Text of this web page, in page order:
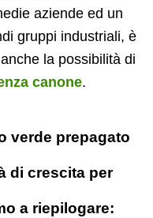
aziende ed un
gruppi industriali, è
la possibilità di
canone.
verde prepagato
di crescita per
a riepilogare: